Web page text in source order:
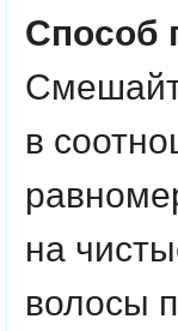
Способ
в
на
волосы